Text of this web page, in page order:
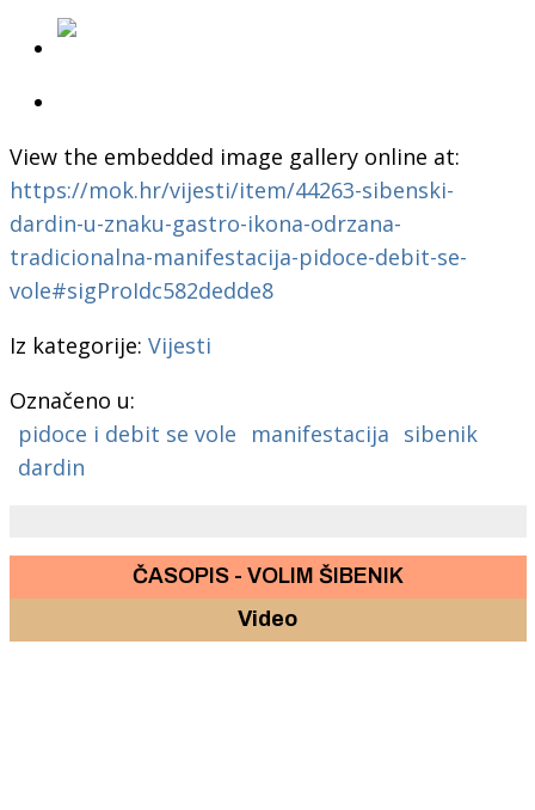
View the embedded image gallery online at:
https://mok.hr/vijesti/item/44263-sibenski-
dardin-u-znaku-gastro-ikona-odrzana-
tradicionalna-manifestacija-pidoce-debit-se-
vole#sigProIdc582dedde8
Iz kategorije: Vijesti
Označeno u:
pidoce i debit se vole
manifestacija sibenik
dardin
ČASOPIS - VOLIM ŠIBENIK
Video